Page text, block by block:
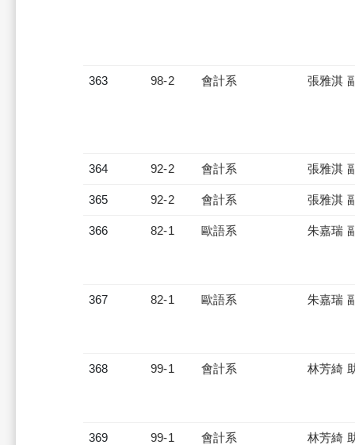
363 98-2 會計系 張雅淇
364 92-2 會計系 張雅淇
365 92-2 會計系 張雅淇
366 82-1 歐語系 朱嘉瑞
367 82-1 歐語系 朱嘉瑞
368 99-1 會計系 林芳綺
369 99-1 會計系 林芳綺